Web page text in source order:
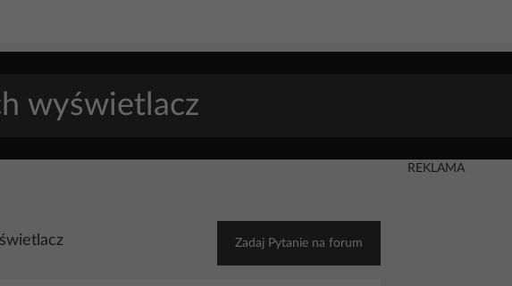
Zadaj Pytanie na forum
REKLAMA